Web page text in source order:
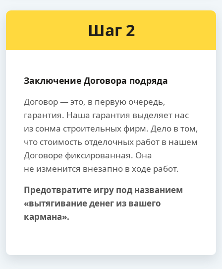
Шаг 2
Заключение Договора подряда
Договор — это, в первую очередь,
гарантия. Наша гарантия выделяет нас
из сонма строительных фирм. Дело в том,
что стоимость отделочных работ в нашем
Договоре фиксированная. Она
не изменится внезапно в ходе работ.
Предотвратите игру под названием
«вытягивание денег из вашего
кармана».